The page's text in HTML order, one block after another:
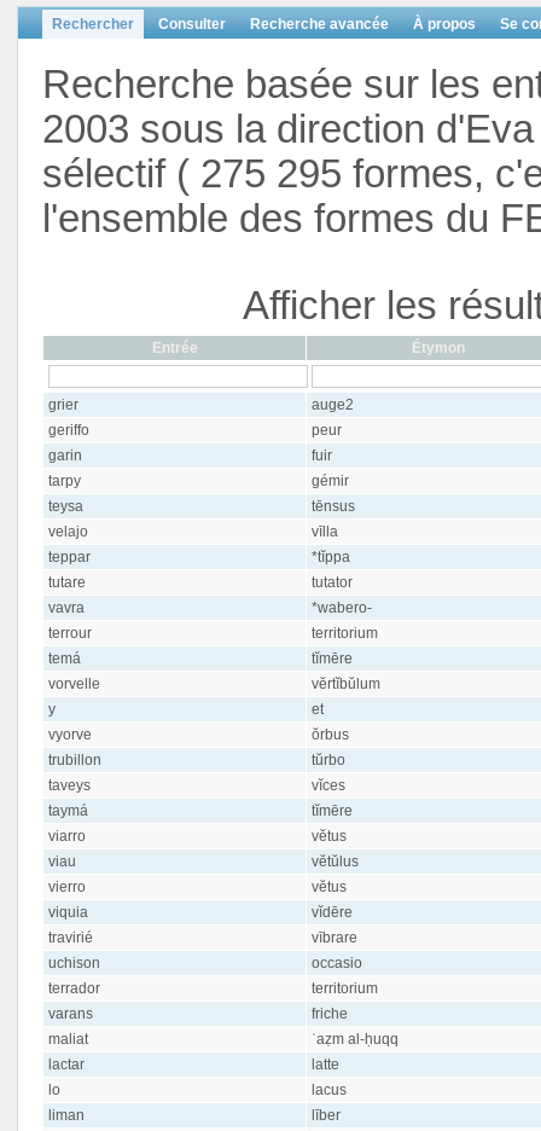
Rechercher Consulter Recherche avancée À propos Se
Recherche basée sur les
2003 sous la direction
sélectif ( 275 295 formes,
l'ensemble des formes du
Afficher les
Entrée Étymon
grier
auge2
geriffo
peur
garin
fuir
tarpy
gémir
teysa
tēnsus
velajo
vīlla
teppar
*tĭppa
tutare
tutator
vavra
*wabero-
terrour
territorium
temá
tĭmēre
vorvelle
vĕrtĭbŭlum
y
et
vyorve
ŏrbus
trubillon
tŭrbo
taveys
vĭces
taymá
tĭmēre
viarro
vĕtus
viau
vĕtŭlus
vierro
vĕtus
viquia
vĭdēre
travirié
vībrare
uchison
occasio
terrador
territorium
varans
friche
maliat
ʿaẓm al-ḥuqq
lactar
latte
lo
lacus
liman
līber